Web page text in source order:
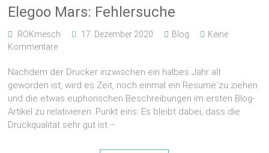
Elegoo Mars: Fehlersuche
ROKmesch 17. Dezember 2020 Blog
Keine
Kommentare
Nachdem der Drucker inzwischen ein halbes Jahr alt
geworden ist, wird es Zeit, noch einmal ein Resume`zu ziehen
und die etwas euphorischen Beschreibungen im ersten Blog-
Artikel zu relativieren. Punkt eins: Es bleibt dabei, dass die
Druckqualität sehr gut ist –